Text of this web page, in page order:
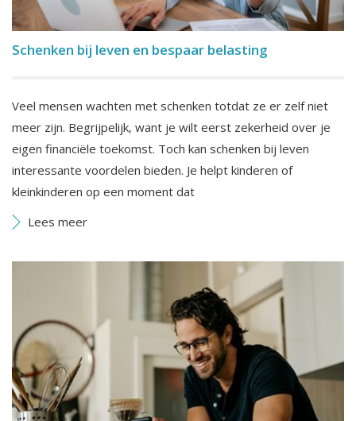
Schenken bij leven en bespaar belasting
Veel mensen wachten met schenken totdat ze er zelf niet
meer zijn. Begrijpelijk, want je wilt eerst zekerheid over je
eigen financiële toekomst. Toch kan schenken bij leven
interessante voordelen bieden. Je helpt kinderen of
kleinkinderen op een moment dat
Lees meer